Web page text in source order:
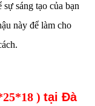
sáng tạo của bạn
này để làm cho
) tại Đà